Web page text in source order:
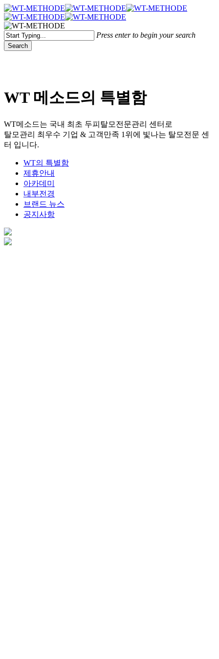
국내 최초 두피케어 브랜드
국내 최초 두피케어 브랜드
Skip
to
main
content
Menu
Press enter to begin your search
Search
WT 메소드의 특별함
WT메소드는 국내 최초 두피탈모전문관리 센터로
탈모관리 최우수 기업 & 고객만족 1위에 빛나는 탈모전문 센
터 입니다.
WT의 특별함
제휴안내
아카데미
내부전경
브랜드 뉴스
공지사항